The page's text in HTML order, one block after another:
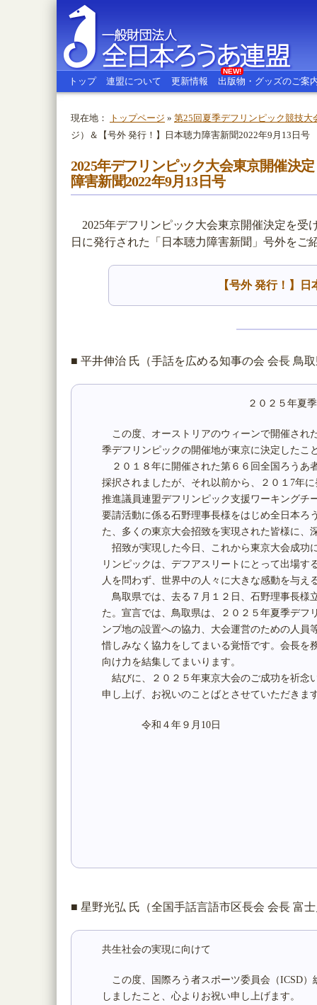
全日本ろうあ連盟
トップ 連盟について 更新情報 出版物・グッズのご案
NEW!
現在地： トップページ » 第25回夏季デフリンピック競技大
ジ）＆【号外 発行！】日本聴力障害新聞2022年9月13日号
2025年デフリンピック大会東京開催決
障害新聞2022年9月13日号
2025年デフリンピック大会東京開催決定を受
日に発行された「日本聴力障害新聞」号外をご
【号外 発行！】
■ 平井伸治 氏（手話を広める知事の会 会長 鳥
２０２５年夏
この度、オーストリアのウィーンで開催され
季デフリンピックの開催地が東京に決定したこ
２０１８年に開催された第６６回全国ろうあ
採択されましたが、それ以前から、２０１7年
推進議員連盟デフリンピック支援ワーキングチ
要請活動に係る石野理事長様をはじめ全日本ろ
た、多くの東京大会招致を実現された皆様に、
招致が実現した今日、これから東京大会成功
リンピックは、デフアスリートにとって出場
人を問わず、世界中の人々に大きな感動を与え
鳥取県では、去る７月１２日、石野理事長様
た。宣言では、鳥取県は、２０２５年夏季デ
ンプ地の設置への協力、大会運営のための人
惜しみなく協力をしてまいる覚悟です。会長を
向け力を結集してまいります。
結びに、２０２５年東京大会のご成功を祈念
申し上げ、お祝いのことばとさせていただきま
令和４年９月10日
■ 星野光弘 氏（全国手話言語市区長会 会長 富
共生社会の実現に向けて
この度、国際ろう者スポーツ委員会（ICSD）
しましたこと、心よりお祝い申し上げます。